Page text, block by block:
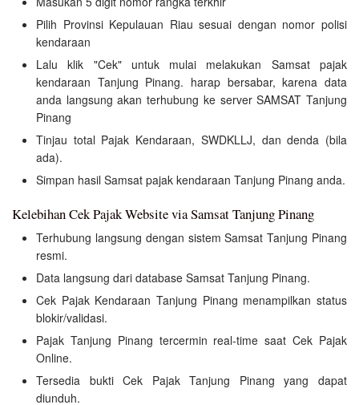
Pilih Provinsi Kepulauan Riau sesuai dengan nomor polisi
kendaraan
Lalu klik "Cek" untuk mulai melakukan Samsat pajak
kendaraan Tanjung Pinang. harap bersabar, karena data
anda langsung akan terhubung ke server SAMSAT Tanjung
Pinang
Tinjau total Pajak Kendaraan, SWDKLLJ, dan denda (bila
ada).
Simpan hasil Samsat pajak kendaraan Tanjung Pinang anda.
Kelebihan Cek Pajak Website via Samsat Tanjung Pinang
Terhubung langsung dengan sistem Samsat Tanjung Pinang
resmi.
Data langsung dari database Samsat Tanjung Pinang.
Cek Pajak Kendaraan Tanjung Pinang menampilkan status
blokir/validasi.
Pajak Tanjung Pinang tercermin real-time saat Cek Pajak
Online.
Tersedia bukti Cek Pajak Tanjung Pinang yang dapat
diunduh.